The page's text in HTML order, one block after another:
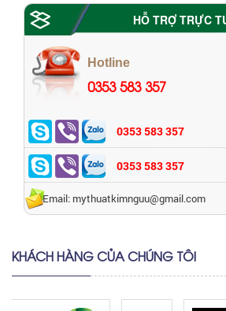
HỖ TRỢ TRỰC
Hotline
0353 583 357
0353 583 357
0353 583 357
Email: mythuatkimnguu@gmail.com
KHÁCH HÀNG CỦA CHÚNG TÔI